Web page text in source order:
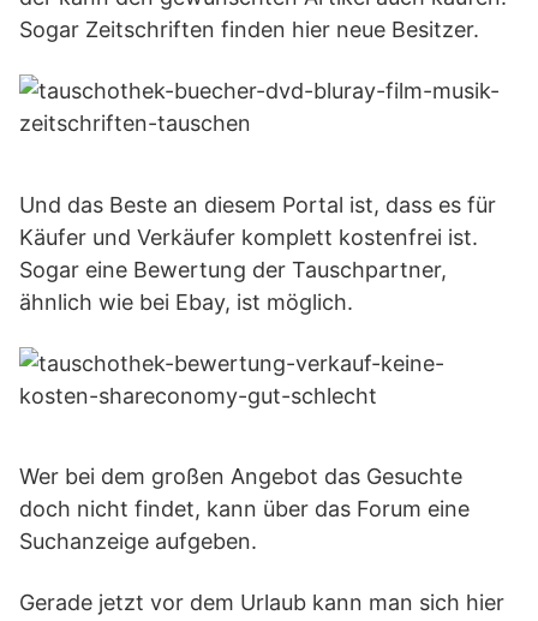
Sogar Zeitschriften finden hier neue Besitzer.
Und das Beste an diesem Portal ist, dass es für
Käufer und Verkäufer komplett kostenfrei ist.
Sogar eine Bewertung der Tauschpartner,
ähnlich wie bei Ebay, ist möglich.
Wer bei dem großen Angebot das Gesuchte
doch nicht findet, kann über das Forum eine
Suchanzeige aufgeben.
Gerade jetzt vor dem Urlaub kann man sich hier